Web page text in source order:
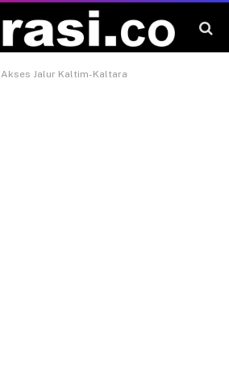
Akses Jalur Kaltim-Kaltara